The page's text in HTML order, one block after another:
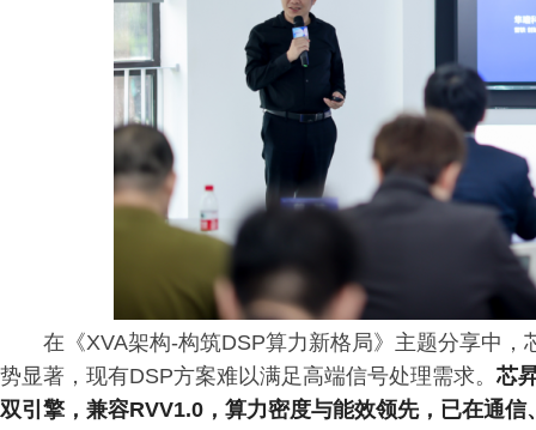
在《XVA架构-构筑DSP算力新格局》主题分享中
势显著，现有DSP方案难以满足高端信号处理需求。 芯
双引擎，兼容RVV1.0，算力密度与能效领先，已在通